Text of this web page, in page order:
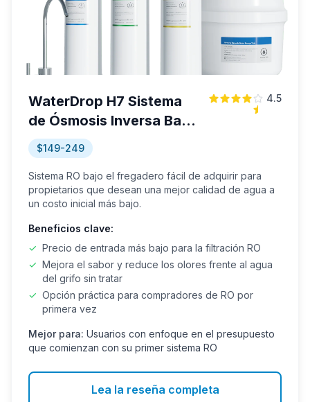
WaterDrop H7 Sistema
de Ósmosis Inversa Bajo
el Fregadero
4.5
$149-249
Sistema RO bajo el fregadero fácil de adquirir para
propietarios que desean una mejor calidad de agua a
un costo inicial más bajo.
Beneficios clave:
✓ Precio de entrada más bajo para la filtración RO
✓ Mejora el sabor y reduce los olores frente al agua
del grifo sin tratar
✓ Opción práctica para compradores de RO por
primera vez
Mejor para: Usuarios con enfoque en el presupuesto
que comienzan con su primer sistema RO
Lea la reseña completa